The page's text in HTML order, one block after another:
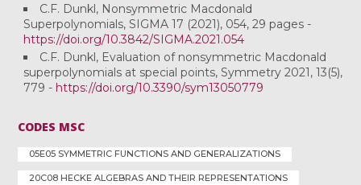
C.F. Dunkl, Nonsymmetric Macdonald
Superpolynomials, SIGMA 17 (2021), 054, 29 pages -
https://doi.org/10.3842/SIGMA.2021.054
C.F. Dunkl, Evaluation of nonsymmetric Macdonald
superpolynomials at special points, Symmetry 2021, 13(5),
779 - https://doi.org/10.3390/sym13050779
CODES MSC
05E05 SYMMETRIC FUNCTIONS AND GENERALIZATIONS
20C08 HECKE ALGEBRAS AND THEIR REPRESENTATIONS